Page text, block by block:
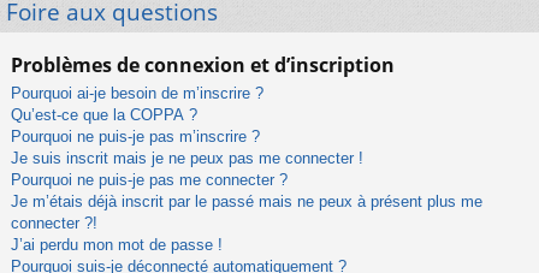
ur
s
m
Foire aux questions
Problèmes de connexion et d’inscription
Pourquoi ai-je besoin de m’inscrire ?
Qu’est-ce que la COPPA ?
Pourquoi ne puis-je pas m’inscrire ?
Je suis inscrit mais je ne peux pas me connecter !
Pourquoi ne puis-je pas me connecter ?
Je m’étais déjà inscrit par le passé mais ne peux à présent plus me
connecter ?!
J’ai perdu mon mot de passe !
Pourquoi suis-je déconnecté automatiquement ?